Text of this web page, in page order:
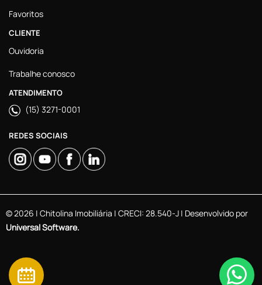
Favoritos
CLIENTE
Ouvidoria
Trabalhe conosco
ATENDIMENTO
(15) 3271-0001
REDES SOCIAIS
© 2026 | Chitolina Imobiliária | CRECI: 28.540-J | Desenvolvido por
Universal Software.